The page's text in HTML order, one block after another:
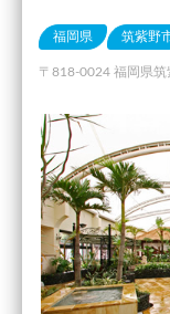
福岡県 筑紫野
〒818-0024 福岡県筑